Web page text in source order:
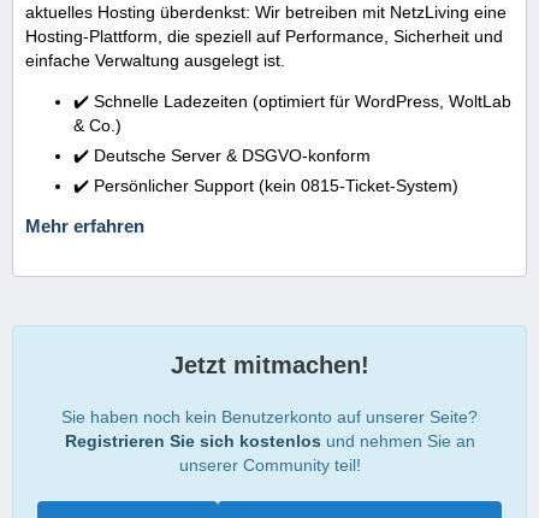
aktuelles Hosting überdenkst: Wir betreiben mit NetzLiving eine
Hosting-Plattform, die speziell auf Performance, Sicherheit und
einfache Verwaltung ausgelegt ist.
✔️ Schnelle Ladezeiten (optimiert für WordPress, WoltLab
& Co.)
✔️ Deutsche Server & DSGVO-konform
✔️ Persönlicher Support (kein 0815-Ticket-System)
Mehr erfahren
Jetzt mitmachen!
Sie haben noch kein Benutzerkonto auf unserer Seite?
Registrieren Sie sich kostenlos und nehmen Sie an
unserer Community teil!